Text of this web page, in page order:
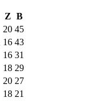
Z B
20 45
16 43
16 31
18 29
20 27
18 21